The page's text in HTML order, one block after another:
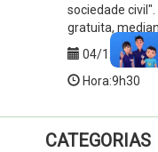
sociedade
gratuita,
04/12/2012
Hora:9h30
CATEGORIAS